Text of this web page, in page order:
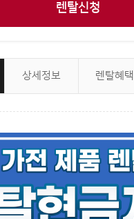
렌탈신청
상세정보 렌탈혜택